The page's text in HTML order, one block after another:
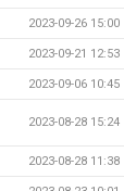
2023-09-26 15:00
2023-09-21 12:53
2023-09-06 10:45
2023-08-28 15:24
2023-08-28 11:38